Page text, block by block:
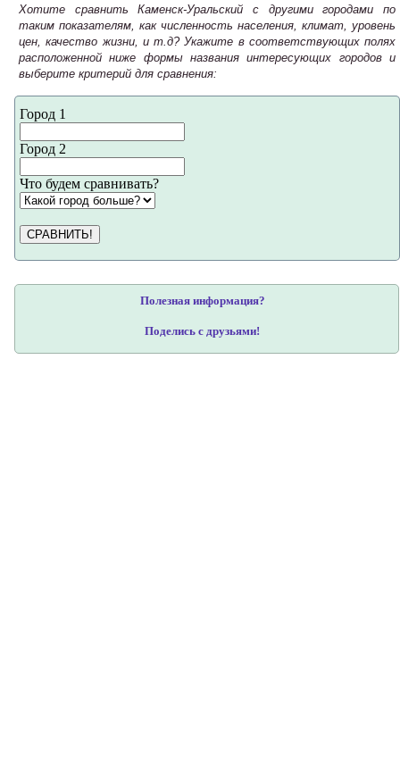
Хотите сравнить Каменск-Уральский с другими городами по
таким показателям, как численность населения, климат, уровень
цен, качество жизни, и т.д? Укажите в соответствующих полях
расположенной ниже формы названия интересующих городов и
выберите критерий для сравнения:
Город 1
Город 2
Что будем сравнивать?
СРАВНИТЬ!
Полезная информация?
Поделись с друзьями!